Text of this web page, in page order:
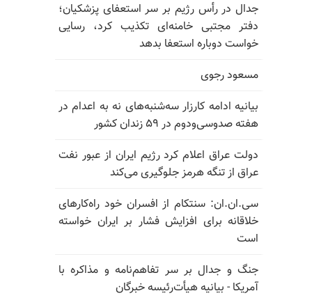
جدال در رأس رژیم بر سر استعفای پزشکیان؛
دفتر مجتبی خامنه‌ای تکذیب کرد، رسایی
خواست دوباره استعفا بدهد
مسعود رجوی
بیانیه ادامه کارزار سه‌شنبه‌های نه به اعدام در
هفته صدوسی‌و‌دوم در ۵۹ زندان کشور
دولت عراق اعلام کرد رژیم ایران از عبور نفت
عراق از تنگه هرمز جلوگیری می‌کند
سی.ان.ان: سنتکام از افسران خود راه‌کارهای
خلاقانه برای افزایش فشار بر ایران خواسته
است
جنگ و جدال بر سر تفاهم‌نامه و مذاکره با
آمریکا - بیانیه هیأت‌رئیسه خبرگان